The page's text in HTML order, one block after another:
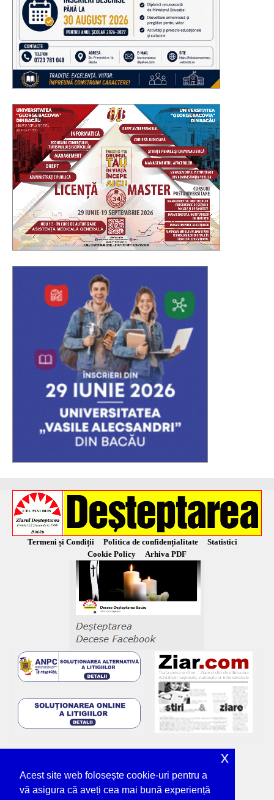
Termeni și Condiții Politica de confidențialitate
Statistici
Cookie Policy
Arhiva PDF
Acest site web folosește cookie-uri pentru a
vă asigura că aveți cea mai bună experiență
x